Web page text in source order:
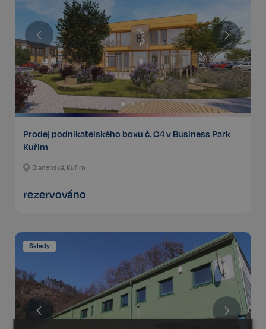
Prodej podnikatelského boxu č. C4 v Business Park
Kuřim
Blanenská, Kuřim
rezervováno
Sklady